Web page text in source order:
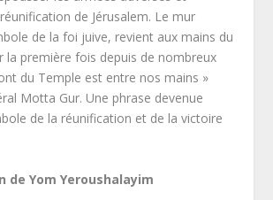
de Jérusalem. Le mur
de la foi juive, revient aux mains du
la première fois depuis de nombreux
du Temple est entre nos mains »
Motta Gur. Une phrase devenue
de la réunification et de la victoire
de Yom Yeroushalayim